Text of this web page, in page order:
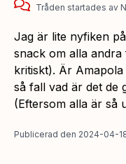
Tråden startades av
Jag är lite nyfiken
snack om alla
kritiskt). Är
så fall vad är det de
(Eftersom alla är så
Publicerad den 2024-04-